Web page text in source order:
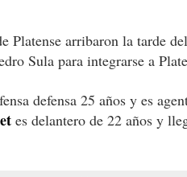
Platense arribaron la tarde
Sula para integrarse a
defensa 25 años y es
es delantero de 22 años y